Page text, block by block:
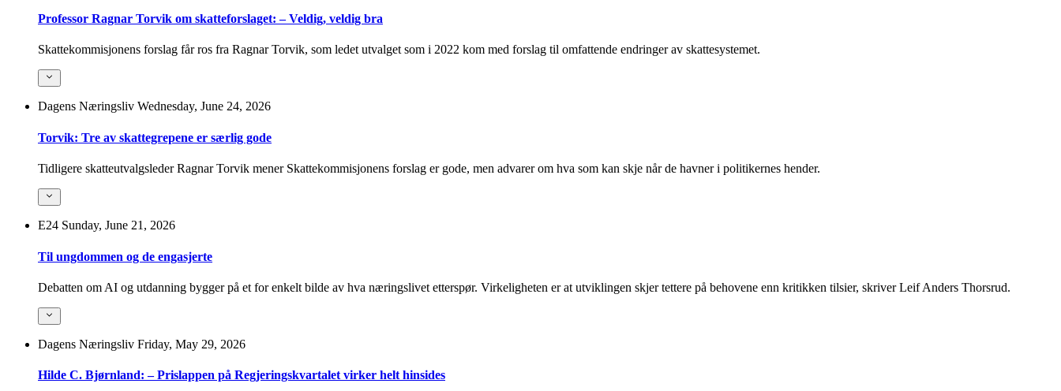
Professor Ragnar Torvik om skatteforslaget: – Veldig, veldig bra
Skattekommisjonens forslag får ros fra Ragnar Torvik, som ledet utvalget som i 2022 kom med forslag til omfattende endringer av skattesystemet.
Dagens Næringsliv Wednesday, June 24, 2026
Torvik: Tre av skattegrepene er særlig gode
Tidligere skatteutvalgsleder Ragnar Torvik mener Skattekommisjonens forslag er gode, men advarer om hva som kan skje når de havner i politikernes hender.
E24 Sunday, June 21, 2026
Til ungdommen og de engasjerte
Debatten om AI og utdanning bygger på et for enkelt bilde av hva næringslivet etterspør. Virkeligheten er at utviklingen skjer tettere på behovene enn kritikken tilsier, skriver Leif Anders Thorsrud.
Dagens Næringsliv Friday, May 29, 2026
Hilde C. Bjørnland: – Prislappen på Regjeringskvartalet virker helt hinsides